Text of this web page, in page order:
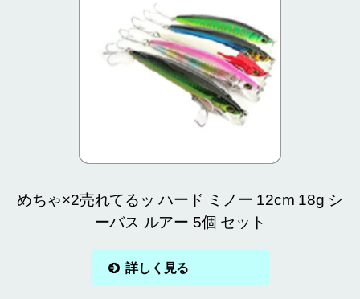
めちゃ×2売れてるッ ハード ミノー 12cm 18g シ
ーバス ルアー 5個 セット
詳しく見る